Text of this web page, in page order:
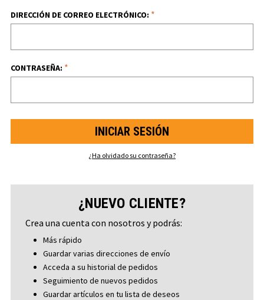
DIRECCIÓN DE CORREO ELECTRÓNICO: *
CONTRASEÑA: *
¿Ha olvidado su contraseña?
¿NUEVO CLIENTE?
Crea una cuenta con nosotros y podrás:
Más rápido
Guardar varias direcciones de envío
Acceda a su historial de pedidos
Seguimiento de nuevos pedidos
Guardar artículos en tu lista de deseos